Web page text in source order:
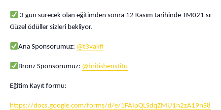
3 gün sürecek olan eğitimden sonra 12 Kasım tarihinde TM021
Güzel ödüller sizleri bekliyor.
Ana Sponsorumuz: @t3vakfi
Bronz Sponsorumuz: @britishenstitu
Eğitim Kayıt formu:
https://docs.google.com/forms/d/e/